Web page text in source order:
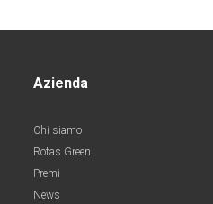
Azienda
Chi siamo
Rotas Green
Premi
News